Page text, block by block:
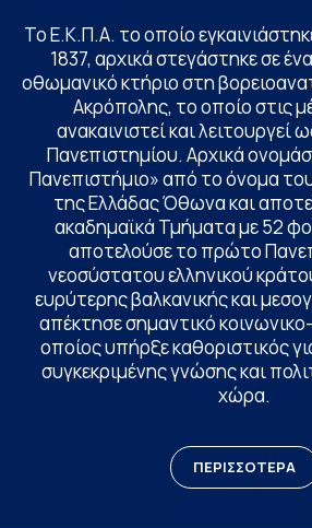
Το Ε.Κ.Π.Α. το οποίο
1837, αρχικά στεγάστηκε σε
οθωμανικό κτήριο στη
Ακρόπολης, το οποίο στις
ανακαινιστεί και λειτουργεί
Πανεπιστημίου. Αρχικά
Πανεπιστήμιο» από το όνομα
της Ελλάδας Όθωνα και
ακαδημαϊκά Τμήματα με 52
αποτελούσε το πρώτο
νεοσύστατου ελληνικού
ευρύτερης βαλκανικής και
απέκτησε σημαντικό
οποίος υπήρξε καθοριστικός
συγκεκριμένης γνώσης και
χώρα.
ΠΕΡΙΣΣΟΤΕΡΑ